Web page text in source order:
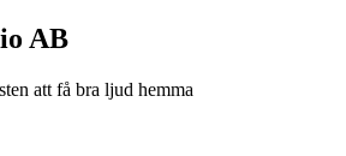
AB
att få bra ljud hemma